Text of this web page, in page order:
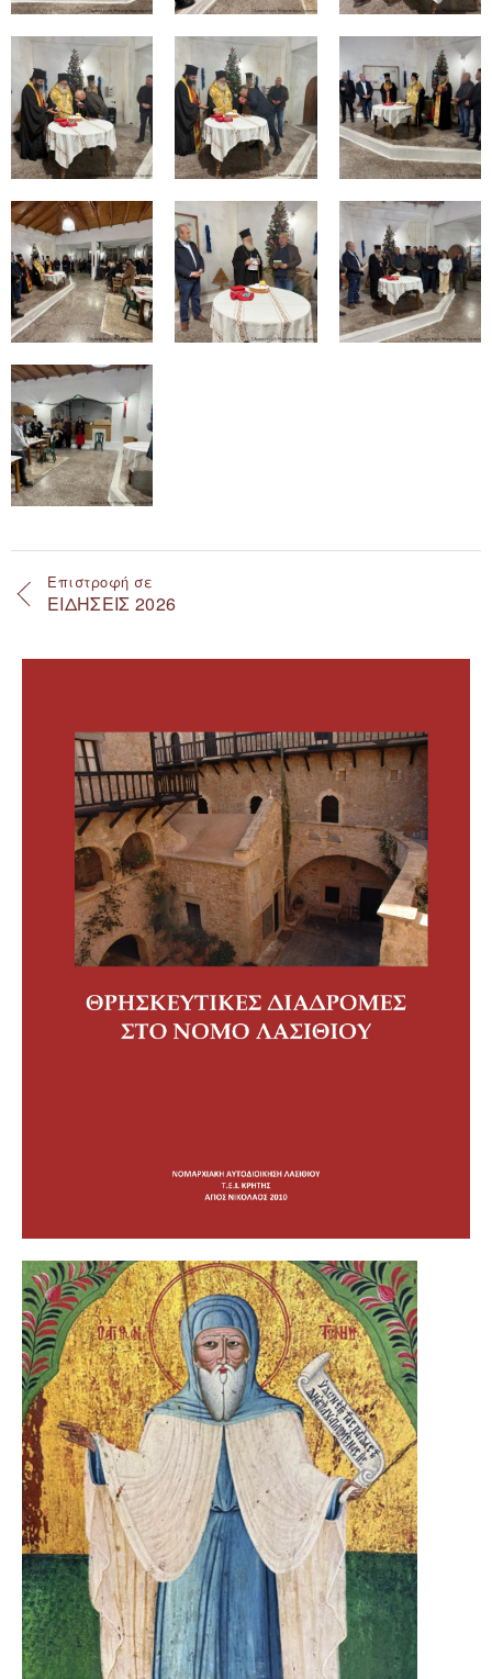
Επιστροφή σε
ΕΙΔΗΣΕΙΣ 2026